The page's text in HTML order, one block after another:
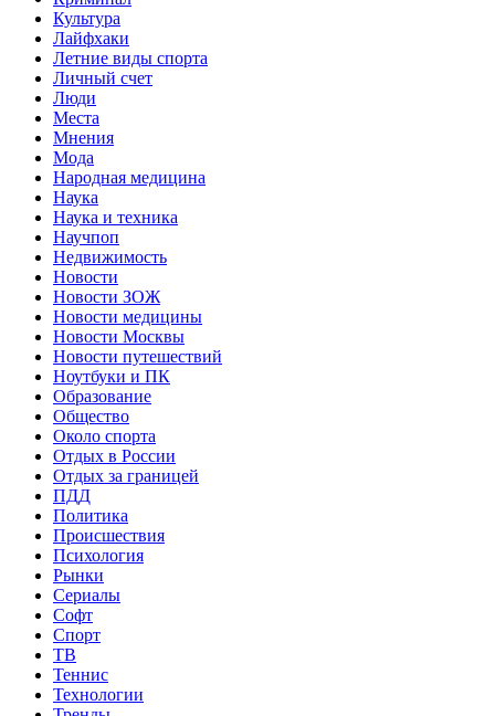
Культура
Лайфхаки
Летние виды спорта
Личный счет
Люди
Места
Мнения
Мода
Народная медицина
Наука
Наука и техника
Научпоп
Недвижимость
Новости
Новости ЗОЖ
Новости медицины
Новости Москвы
Новости путешествий
Ноутбуки и ПК
Образование
Общество
Около спорта
Отдых в России
Отдых за границей
ПДД
Политика
Происшествия
Психология
Рынки
Сериалы
Софт
Спорт
ТВ
Теннис
Технологии